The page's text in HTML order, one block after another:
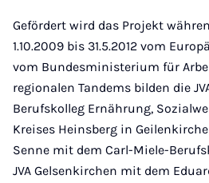
Gefördert wird das Projekt
1.10.2009 bis 31.5.2012 vom
vom Bundesministerium für
regionalen Tandems bilden die
Berufskolleg Ernährung,
Kreises Heinsberg in
Senne mit dem Carl-Miele-
JVA Gelsenkirchen mit dem